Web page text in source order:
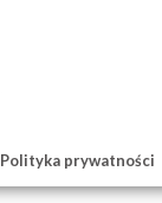
Polityka prywatności